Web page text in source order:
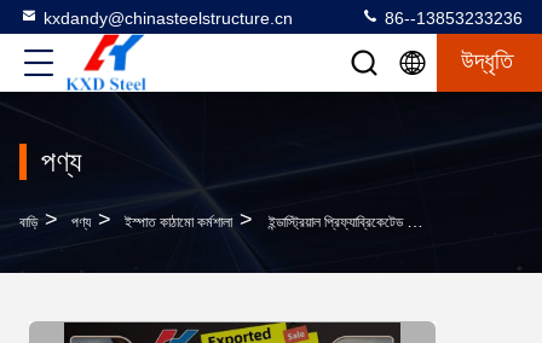
kxdandy@chinasteelstructure.cn 86--13853233236
উদ্ধৃতি
পণ্য
বাড়ি > পণ্য > ইস্পাত কাঠামো কর্মশালা > ইন্ডাস্ট্রিয়াল প্রিফ্যাব্রিকেটেড স্টিল স্ট্রাকচার ওয়ার্কশপ কাস্টম মডুলার প্রিফ্যাব বিল্ডিং